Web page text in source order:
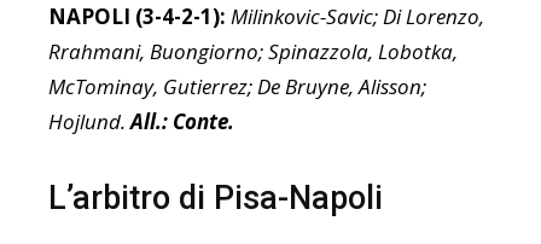
NAPOLI (3-4-2-1): Milinkovic-Savic; Di Lorenzo,
Rrahmani, Buongiorno; Spinazzola, Lobotka,
McTominay, Gutierrez; De Bruyne, Alisson;
Hojlund. All.: Conte.
L’arbitro di Pisa-Napoli